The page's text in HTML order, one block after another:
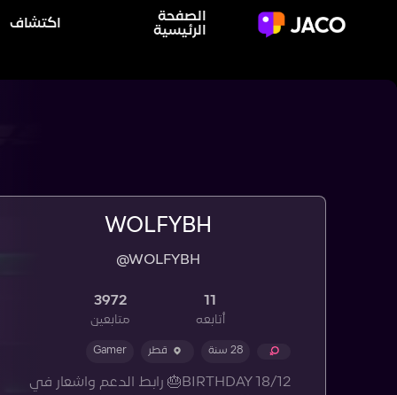
الصفحة
الرئيسية
اكتشاف
WOLFYBH
@WOLFYBH
11
أتابعه
3972
متابعين
28 سنة قطر Gamer
BIRTHDAY 18/12🎂 رابط الدعم واشعار في